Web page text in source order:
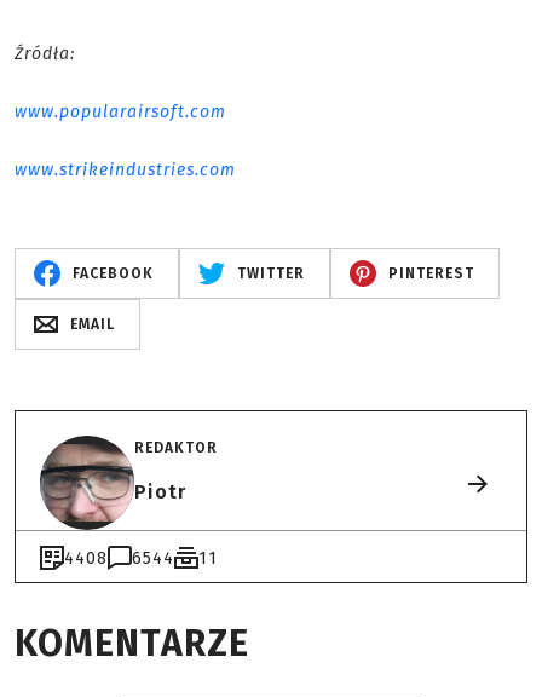
Źródła:
www.popularairsoft.com
www.strikeindustries.com
FACEBOOK TWITTER PINTEREST
EMAIL
REDAKTOR
Piotr
4408 6544 11
KOMENTARZE